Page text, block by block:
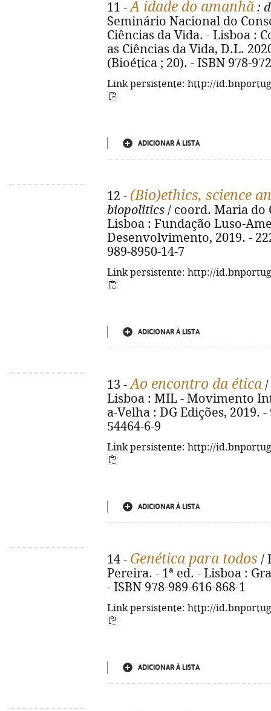
11 -A idade do amanhã :
Seminário Nacional do
Ciências da Vida. - Lisboa :
as Ciências da Vida, D.L.
(Bioética ; 20). - ISBN 978-
Link persistente: http://
ADICIONAR À LISTA
12 - (Bio)ethics, science
biopolitics / coord. Maria do
Lisboa : Fundação Luso-
Desenvolvimento, 2019. -
989-8950-14-7
Link persistente: http://
ADICIONAR À LISTA
13 -Ao encontro da ética /
Lisboa : MIL - Movimento
a-Velha : DG Edições, 2019.
54464-6-9
Link persistente: http://
ADICIONAR À LISTA
14 - Genética para todos /
Pereira. - 1ª ed. - Lisboa :
- ISBN 978-989-616-868-1
Link persistente: http://
ADICIONAR À LISTA